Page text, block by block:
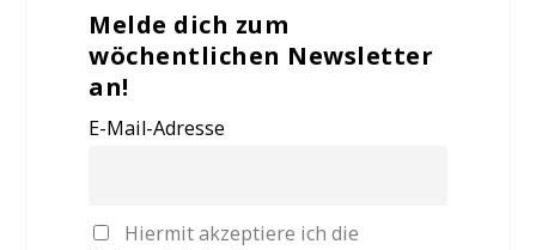
Melde dich zum
wöchentlichen Newsletter
an!
E-Mail-Adresse
Hiermit akzeptiere ich die